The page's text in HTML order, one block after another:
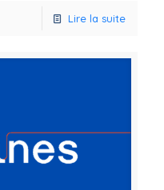
Lire la suite